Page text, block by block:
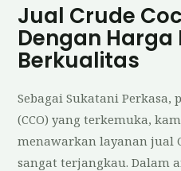
Jual Crude
Dengan Harga
Berkualitas
Sebagai Sukatani Perkasa,
(CCO) yang terkemuka,
menawarkan layanan jual
sangat terjangkau. Dalam